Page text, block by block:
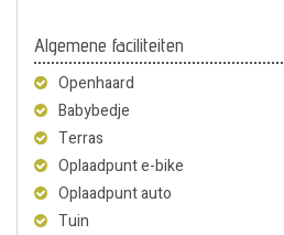
Algemene faciliteiten
Openhaard
Babybedje
Terras
Oplaadpunt e-bike
Oplaadpunt auto
Tuin